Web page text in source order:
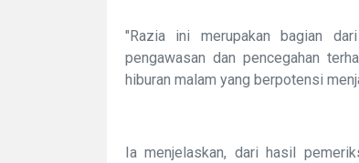
"Razia ini merupakan bagian
pengawasan dan pencegahan
hiburan malam yang berpotensi
Ia menjelaskan, dari hasil